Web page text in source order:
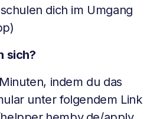
dich im Umgang
sich?
indem du das
unter folgendem Link